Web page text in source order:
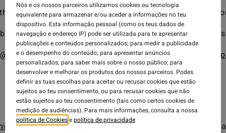
their veins and for the ones who feel most at
the thrill of the unknown, it’s about packing your
@victoire_pescio) and Quentin Pelmont (@
, a local creative studio and concept store run by
Nós e os nossos parceiros utilizamos cookies ou tecnologia
equivalente para armazenar e/ou aceder a informações no teu
dispositivo. Esta informação pessoal (como os teus dados de
navegação e endereço IP) pode ser utilizada para te apresentar
publicações e conteúdos personalizados; para medir a publicidade
e o desempenho do conteúdo; para apresentar anúncios
personalizados; para saber mais sobre o nosso público; para
desenvolver e melhorar os produtos dos nossos parceiros. Podes
definir as tuas escolhas para aceitar ou recusar cookies que estão
sujeitos ao teu consentimento, ou para recusar cookies que não
estão sujeitos ao teu consentimento (tais como certos cookies de
medição de audiências). Para mais informações, consulta a nossa
política de Cookiesepolítica de privacidade